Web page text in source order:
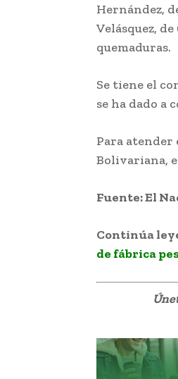
Hernández,
Velásquez,
quemaduras.
Se tiene el
se ha dado a
Para
Bolivariana,
Fuente: El
Continúa
de fábrica